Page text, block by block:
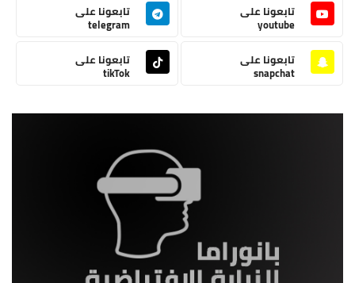
تابعونا على
youtube
تابعونا على
telegram
تابعونا على
snapchat
تابعونا على
tikTok